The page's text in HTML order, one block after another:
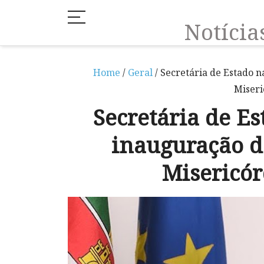
Home / Geral/ Secretária de Estado
Secretária de
inauguração